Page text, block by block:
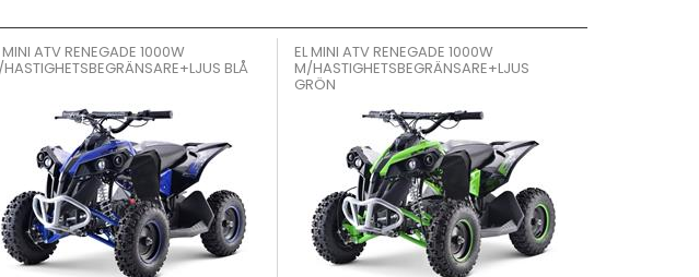
MINI ATV RENEGADE 1000W
BLÅ
EL MINI ATV RENEGADE 1000W
M/HASTIGHETSBEGRÄNSARE+LJUS
GRÖN